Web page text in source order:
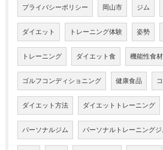
プライバシーポリシー 岡山市 ジム
ダイエット トレーニング体験 姿勢
トレーニング ダイエット食 機能性食材
ゴルフコンディショニング 健康食品
ダイエット方法 ダイエットトレーニング
パーソナルジム パーソナルトレーニングジ